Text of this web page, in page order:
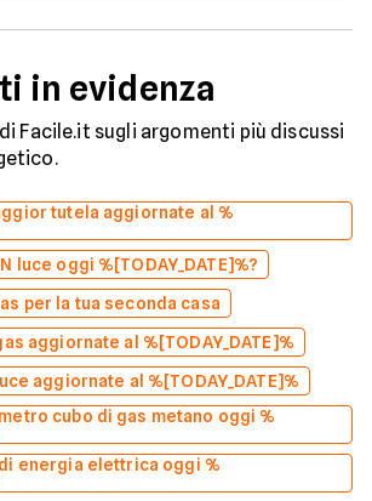
in evidenza
Facile.it sugli argomenti più discussi
tutela aggiornate al %
luce oggi %[TODAY_DATE]%?
per la tua seconda casa
aggiornate al %[TODAY_DATE]%
aggiornate al %[TODAY_DATE]%
cubo di gas metano oggi %
energia elettrica oggi %